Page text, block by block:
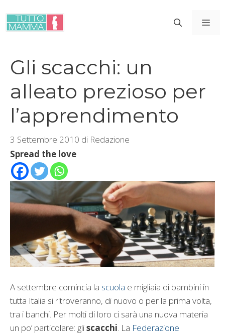
contenuto
Gli scacchi: un
alleato prezioso per
l’apprendimento
3 Settembre 2010 di Redazione
Spread the love
A settembre comincia la scuola e migliaia di bambini in
tutta Italia si ritroveranno, di nuovo o per la prima volta,
tra i banchi. Per molti di loro ci sarà una nuova materia
un po’ particolare: gliscacchi . La Federazione